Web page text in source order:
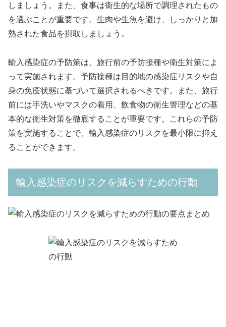
しましょう。また、食事は衛生的な場所で調理されたもの
を選ぶことが重要です。生肉や生魚を避け、しっかりと加
熱された食品を摂取しましょう。
輸入感染症の予防策は、旅行前の予防接種や衛生対策によ
って実施されます。予防接種は目的地の感染症リスクや自
身の免疫状態に基づいて選択されるべきです。また、旅行
前には手洗いやマスクの着用、飲食物の衛生管理などの基
本的な衛生対策を徹底することが重要です。これらの予防
策を実施することで、輸入感染症のリスクを最小限に抑え
ることができます。
輸入感染症のリスクを減らすための行動